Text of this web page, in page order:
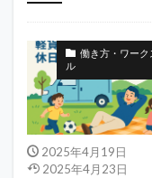
働き
税金
開業
働き方・ワーク
ル
2025年4月19日
2025年4月23日